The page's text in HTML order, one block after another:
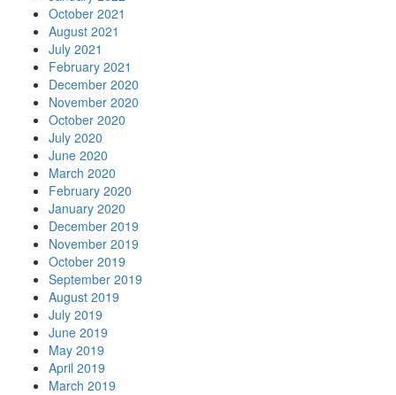
October 2021
August 2021
July 2021
February 2021
December 2020
November 2020
October 2020
July 2020
June 2020
March 2020
February 2020
January 2020
December 2019
November 2019
October 2019
September 2019
August 2019
July 2019
June 2019
May 2019
April 2019
March 2019